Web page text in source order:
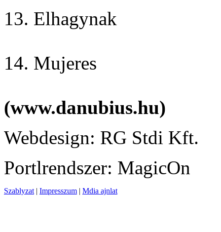
13. Elhagynak
14. Mujeres
(www.danubius.hu)
Webdesign: RG Stdi Kft.
Portlrendszer: MagicOn
Szablyzat | Impresszum | Mdia ajnlat